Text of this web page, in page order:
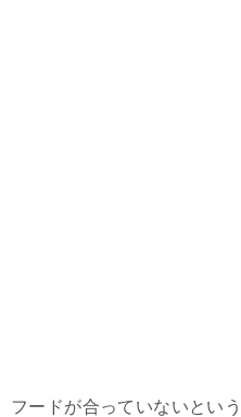
フードが合っていないとい